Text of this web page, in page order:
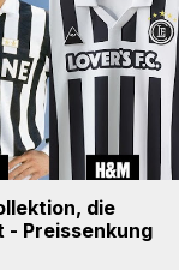
die
- Preissenkung